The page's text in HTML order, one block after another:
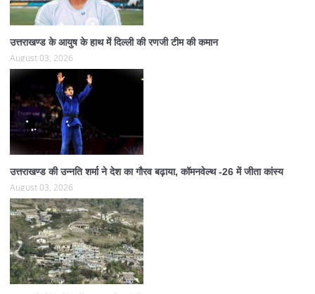
उत्तराखण्ड के आयुष के हाथ में दिल्ली की रणजी टीम की कमान
August 03, 2026
उत्तराखण्ड की उन्नति शर्मा ने देश का गौरव बढ़ाया, कॉमनवेल्थ -26 में जीता कांस्य
August 03, 2026